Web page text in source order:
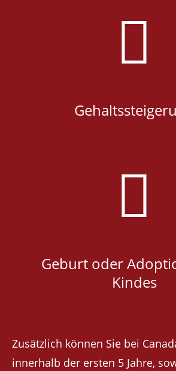
Geburt oder
Kindes
Zusätzlich können Sie bei
innerhalb der ersten 5 Jahre,